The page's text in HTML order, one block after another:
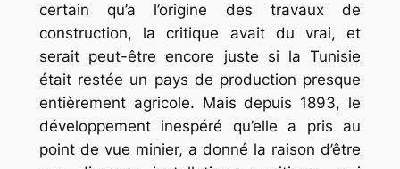
certain qu’a l’origine des travaux de
construction, la critique avait du vrai, et
serait peut-être encore juste si la Tunisie
était restée un pays de production presque
entièrement agricole. Mais depuis 1893, le
développement inespéré qu’elle a pris au
point de vue minier, a donné la raison d’être